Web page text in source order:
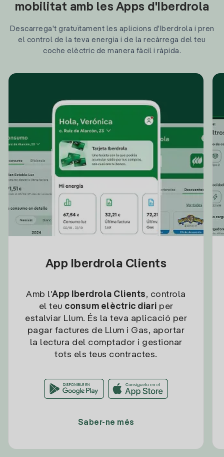
mobilitat amb les Apps d'Iberdrola
Descarrega't gratuïtament les aplicions d'Iberdrola i pren
el control de la teva energia i de la recàrrega del teu
coche elèctric de manera fàcil i ràpida.
App Iberdrola Clients
Amb l'App Iberdrola Clients, controla
el teu consum elèctric diari per
estalviar Llum. És la teva aplicació per
pagar factures de Llum i Gas, aportar
la lectura del comptador i gestionar
tots els teus contractes.
Saber-ne més